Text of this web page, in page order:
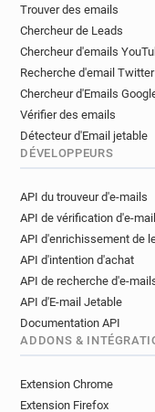
Trouver des emails
Chercheur de Leads
Chercheur d'emails
Recherche d'email Twitter
Chercheur d'Emails
Vérifier des emails
Détecteur d'Email jetable
DÉVELOPPEURS
API du trouveur d'e-mails
API de vérification d'e-mail
API d'enrichissement de
API d'intention d'achat
API de recherche d'e-
API d'E-mail Jetable
Documentation API
ADDONS &
Extension Chrome
Extension Firefox